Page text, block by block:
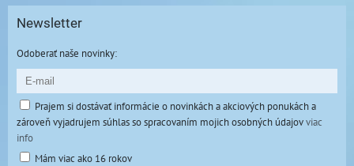
Newsletter
Odoberať naše novinky:
Prajem si dostávať informácie o novinkách a akciových ponukách a
zároveň vyjadrujem súhlas so spracovaním mojich osobných údajovviac
info
Mám viac ako 16 rokov